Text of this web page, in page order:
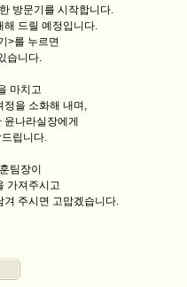
방문기를 시작합니다.
해 드릴 예정입니다.
>를 누르면
습니다.
마치고
정을 소화해 내며,
나라실장에게
립니다.
팀장이
가져주시고
겨 주시면 고맙겠습니다.